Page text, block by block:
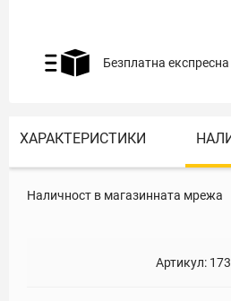
Безплатна
ХАРАКТЕРИСТИКИ
Наличност в магазинната мрежа
Артикул: